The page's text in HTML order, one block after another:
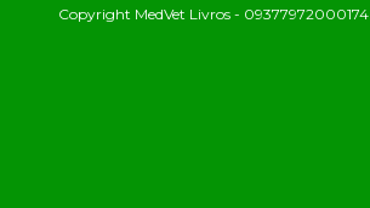
Copyright MedVet Livros -